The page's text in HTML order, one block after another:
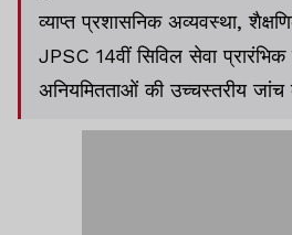
व्याप्त प्रशासनिक अव्यवस्था,
JPSC 14वीं सिविल सेवा प्रारंभिक
अनियमितताओं की उच्चस्तरीय जांच